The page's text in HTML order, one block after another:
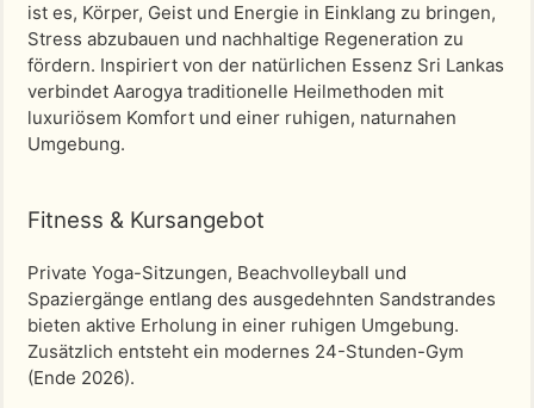
ist es, Körper, Geist und Energie in Einklang zu bringen,
Stress abzubauen und nachhaltige Regeneration zu
fördern. Inspiriert von der natürlichen Essenz Sri Lankas
verbindet Aarogya traditionelle Heilmethoden mit
luxuriösem Komfort und einer ruhigen, naturnahen
Umgebung.
Fitness & Kursangebot
Private Yoga-Sitzungen, Beachvolleyball und
Spaziergänge entlang des ausgedehnten Sandstrandes
bieten aktive Erholung in einer ruhigen Umgebung.
Zusätzlich entsteht ein modernes 24-Stunden-Gym
(Ende 2026).